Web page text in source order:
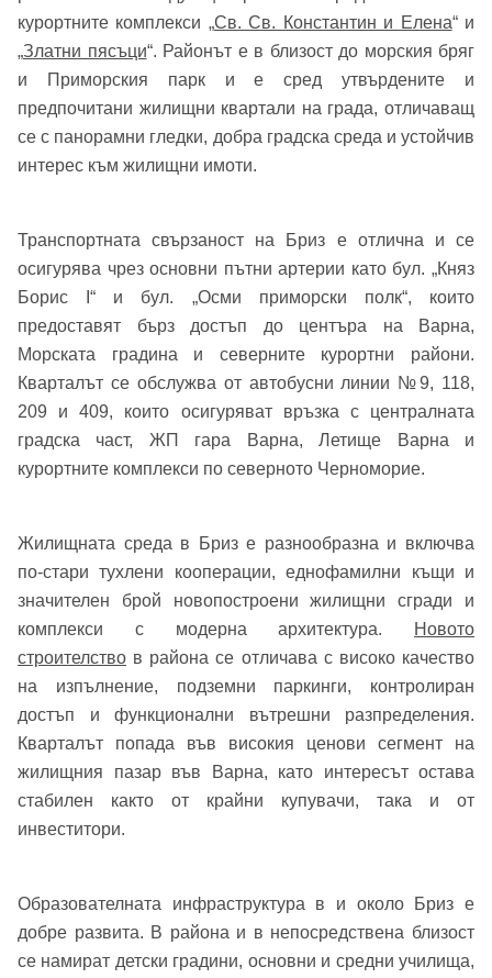
курортните комплекси „Св. Св. Константин и Елена“ и
„Златни пясъци“. Районът е в близост до морския бряг
и Приморския парк и е сред утвърдените и
предпочитани жилищни квартали на града, отличаващ
се с панорамни гледки, добра градска среда и устойчив
интерес към жилищни имоти.
Транспортната свързаност на Бриз е отлична и се
осигурява чрез основни пътни артерии като бул. „Княз
Борис I“ и бул. „Осми приморски полк“, които
предоставят бърз достъп до центъра на Варна,
Морската градина и северните курортни райони.
Кварталът се обслужва от автобусни линии №9, 118,
209 и 409, които осигуряват връзка с централната
градска част, ЖП гара Варна, Летище Варна и
курортните комплекси по северното Черноморие.
Жилищната среда в Бриз е разнообразна и включва
по-стари тухлени кооперации, еднофамилни къщи и
значителен брой новопостроени жилищни сгради и
комплекси с модерна архитектура.
Новото
строителство в района се отличава с високо качество
на изпълнение, подземни паркинги, контролиран
достъп и функционални вътрешни разпределения.
Кварталът попада във високия ценови сегмент на
жилищния пазар във Варна, като интересът остава
стабилен както от крайни купувачи, така и от
инвеститори.
Образователната инфраструктура в и около Бриз е
добре развита. В района и в непосредствена близост
се намират детски градини, основни и средни училища,